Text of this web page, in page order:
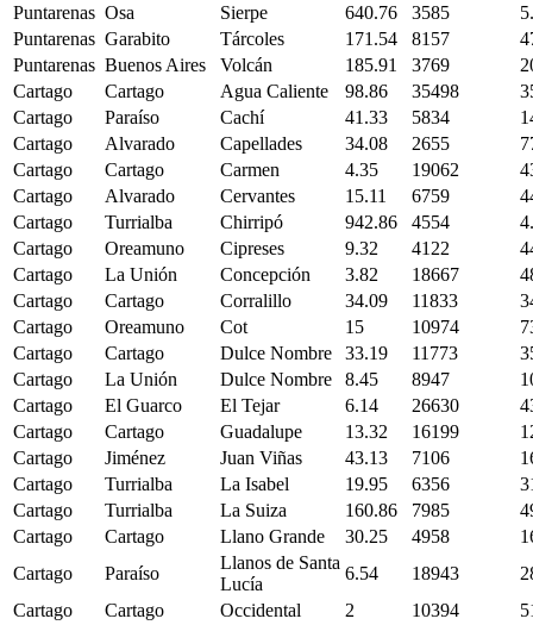
Puntarenas Osa Sierpe 640.76 3585
Puntarenas Garabito Tárcoles 171.54 8157
Puntarenas Buenos Aires Volcán 185.91 3769
Cartago
Cartago Agua Caliente 98.86 35498
Cartago
Paraíso Cachí 41.33 5834
Cartago
Alvarado Capellades 34.08 2655
Cartago
Cartago Carmen 4.35 19062
Cartago
Alvarado Cervantes 15.11 6759
Cartago
Turrialba Chirripó 942.86 4554
Cartago
Oreamuno Cipreses 9.32 4122
Cartago
La Unión Concepción 3.82 18667
Cartago
Cartago Corralillo 34.09 11833
Cartago
Oreamuno Cot 15 10974
Cartago
Cartago Dulce Nombre 33.19 11773
Cartago
La Unión Dulce Nombre 8.45 8947
Cartago
El Guarco El Tejar 6.14 26630
Cartago
Cartago Guadalupe 13.32 16199
Cartago
Jiménez Juan Viñas 43.13 7106
Cartago
Turrialba La Isabel 19.95 6356
Cartago
Turrialba La Suiza 160.86 7985
Cartago
Cartago Llano Grande 30.25 4958
Cartago
Paraíso
Llanos de Santa
Lucía
6.54 18943
Cartago
Cartago Occidental 2 10394